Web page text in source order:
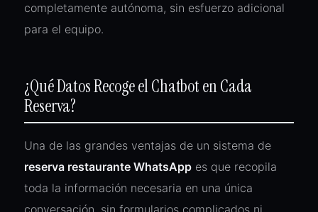
completamente autónoma, sin esfuerzo adicional
para el equipo.
¿Qué Datos Recoge el Chatbot en Cada
Reserva?
Una de las grandes ventajas de un sistema de
reserva restaurante WhatsApp es que recopila
toda la información necesaria en una única
conversación, sin formularios complicados ni